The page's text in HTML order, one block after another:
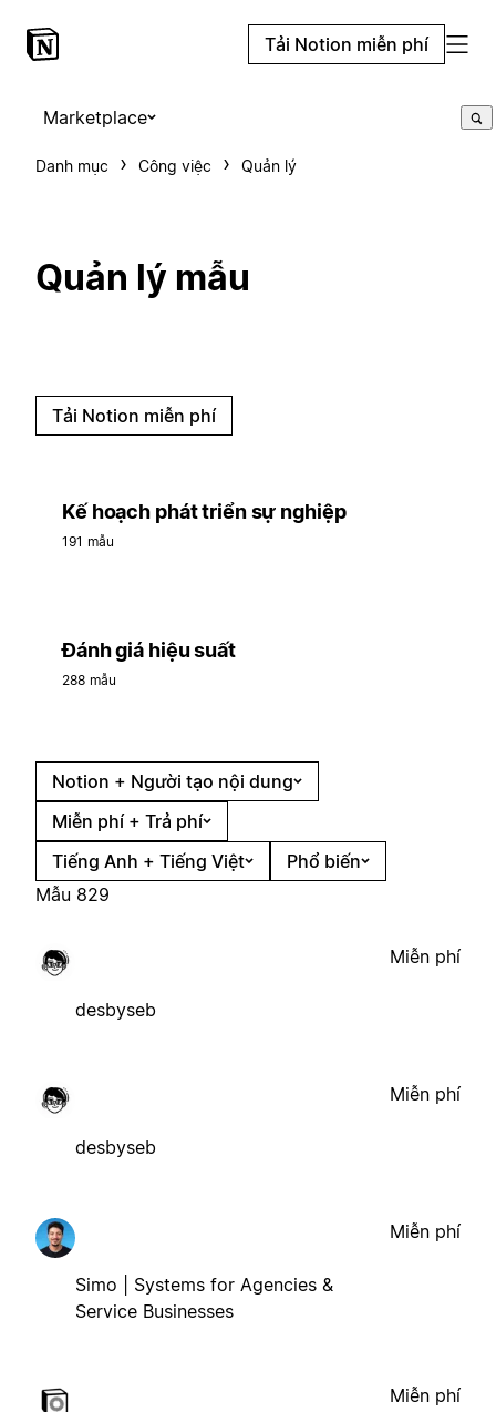
Tải Notion miễn phí
Marketplace
Danh mục Công việc Quản lý
Quản lý mẫu
Tải Notion miễn phí
Kế hoạch phát triển sự nghiệp
191 mẫu
Đánh giá hiệu suất
288 mẫu
Notion + Người tạo nội dung
Miễn phí + Trả phí
Tiếng Anh + Tiếng Việt
Phổ biến
Mẫu 829
desbyseb
Miễn phí
desbyseb
Miễn phí
Simo | Systems for Agencies &
Service Businesses
Miễn phí
Miễn phí